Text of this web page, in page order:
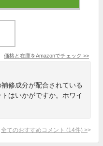
価格と在庫をAmazonでチェック >>
修成分が配合されている
はいかがですか。ホワイ
全てのおすすめコメント (14件) >